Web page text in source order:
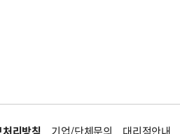
리방침 기업/단체문의 대리점안내